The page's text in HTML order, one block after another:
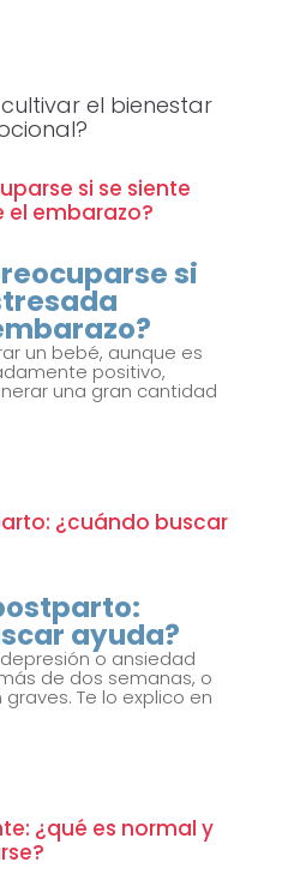
el bienestar
si
un bebé, aunque es
positivo,
una gran cantidad
ayuda?
o ansiedad
de dos semanas, o
Te lo explico en